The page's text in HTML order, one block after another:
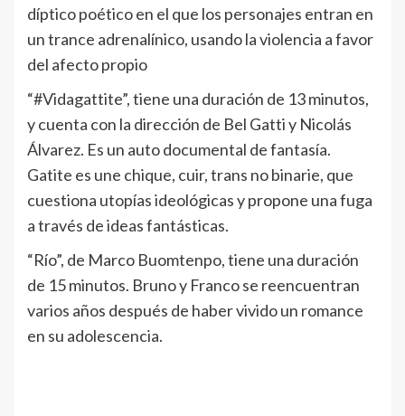
díptico poético en el que los personajes entran en
un trance adrenalínico, usando la violencia a favor
del afecto propio
“#Vidagattite”, tiene una duración de 13 minutos,
y cuenta con la dirección de Bel Gatti y Nicolás
Álvarez. Es un auto documental de fantasía.
Gatite es une chique, cuir, trans no binarie, que
cuestiona utopías ideológicas y propone una fuga
a través de ideas fantásticas.
“Río”, de Marco Buomtenpo, tiene una duración
de 15 minutos. Bruno y Franco se reencuentran
varios años después de haber vivido un romance
en su adolescencia.